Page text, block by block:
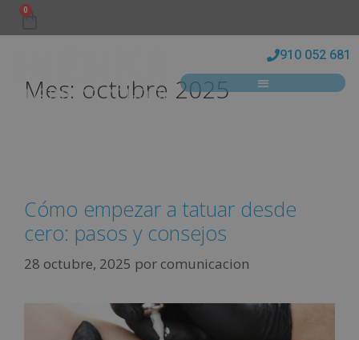
0
910 052 681
Mes: octubre 2025
Cómo empezar a tatuar desde
cero: pasos y consejos
28 octubre, 2025 por comunicacion